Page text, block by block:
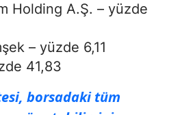
Holding A.Ş. – yüzde
– yüzde 6,11
41,83
borsadaki tüm